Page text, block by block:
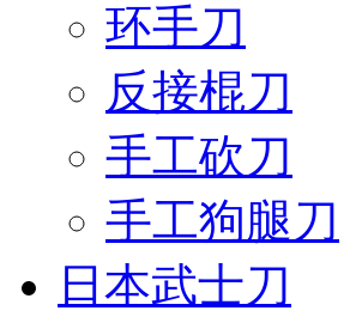
环手刀
反接棍刀
手工砍刀
手工狗腿刀
日本武士刀